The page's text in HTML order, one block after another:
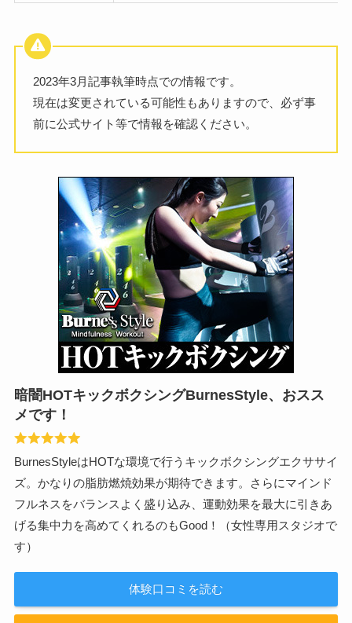
2023年3月記事執筆時点での情報です。
現在は変更されている可能性もありますので、必ず事
前に公式サイト等で情報を確認ください。
暗闇HOTキックボクシングBurnesStyle、おスス
メです！
BurnesStyleはHOTな環境で行うキックボクシングエクササイ
ズ。かなりの脂肪燃焼効果が期待できます。さらにマインド
フルネスをバランスよく盛り込み、運動効果を最大に引きあ
げる集中力を高めてくれるのもGood！（女性専用スタジオで
す）
体験口コミを読む